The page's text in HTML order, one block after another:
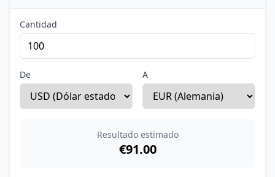
Cantidad
De A
Resultado estimado
€91.00